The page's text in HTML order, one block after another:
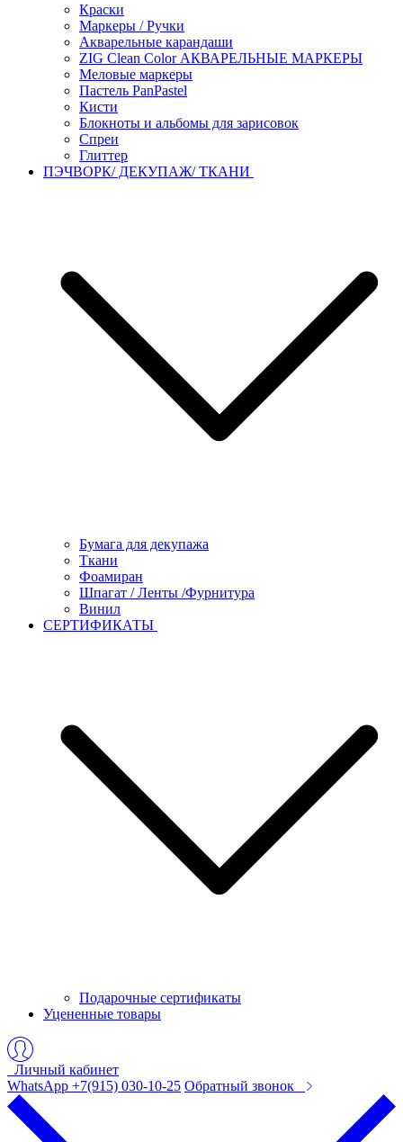
Краски
Маркеры / Ручки
Акварельные карандаши
ZIG Clean Color АКВАРЕЛЬНЫЕ МАРКЕРЫ
Меловые маркеры
Пастель PanPastel
Кисти
Блокноты и альбомы для зарисовок
Спреи
Глиттер
ПЭЧВОРК/ ДЕКУПАЖ/ ТКАНИ
Бумага для декупажа
Ткани
Фоамиран
Шпагат / Ленты /Фурнитура
Винил
СЕРТИФИКАТЫ
Подарочные сертификаты
Уцененные товары
Личный кабинет
WhatsApp +7(915) 030-10-25 Обратный звонок